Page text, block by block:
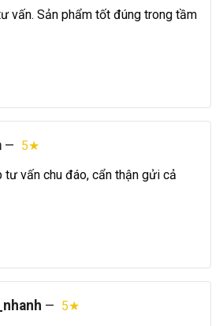
vấn. Sản phẩm tốt đúng trong tầm
— 5★
tư vấn chu đáo, cẩn thận gửi cả
— 5★